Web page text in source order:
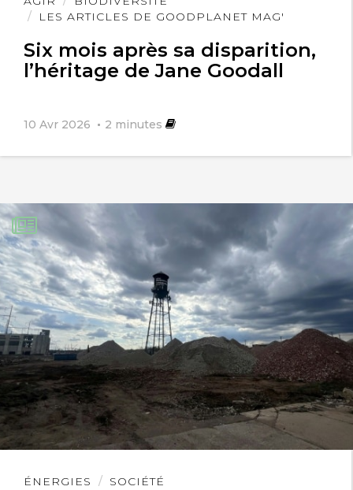
LES ARTICLES DE GOODPLANET MAG'
Six mois après sa disparition,
l’héritage de Jane Goodall
10 Avr 2026 2 minutes
l'article
ÉNERGIES SOCIÉTÉ
Lire